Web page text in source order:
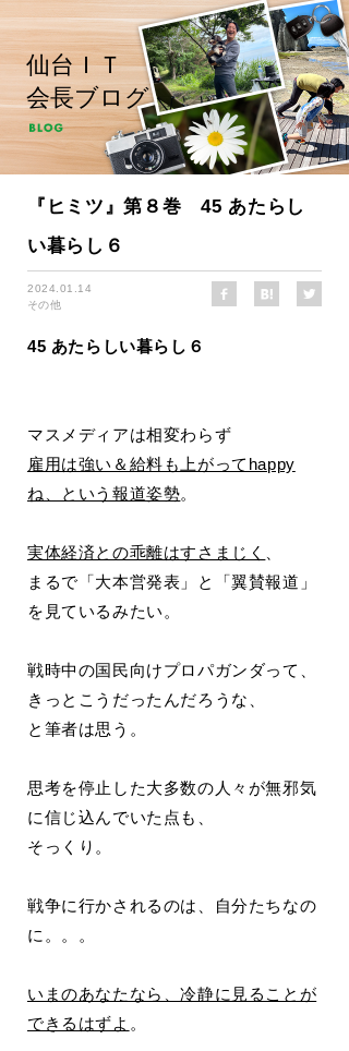
仙台ＩＴ
会長ブログ
『ヒミツ』第８巻 45 あたらし
い暮らし６
2024.01.14
その他
45 あたらしい暮らし６
マスメディアは相変わらず
雇用は強い＆給料も上がってhappy
ね、という報道姿勢。
実体経済との乖離はすさまじく
まるで「大本営発表」と「翼賛報道」
を見ているみたい。
戦時中の国民向けプロパガンダって、
きっとこうだったんだろうな、
と筆者は思う。
思考を停止した大多数の人々が無邪気
に信じ込んでいた点も、
そっくり。
戦争に行かされるのは、自分たちなの
に。。。
いまのあなたなら、冷静に見ることが
できるはずよ 。